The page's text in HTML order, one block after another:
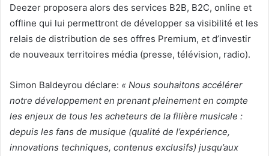
Deezer proposera alors des services B2B, B2C, online et
offline qui lui permettront de développer sa visibilité et les
relais de distribution de ses offres Premium, et d’investir
de nouveaux territoires média (presse, télévision, radio).
Simon Baldeyrou déclare: « Nous souhaitons accélérer
notre développement en prenant pleinement en compte
les enjeux de tous les acheteurs de la filière musicale :
depuis les fans de musique (qualité de l’expérience,
innovations techniques, contenus exclusifs) jusqu’aux